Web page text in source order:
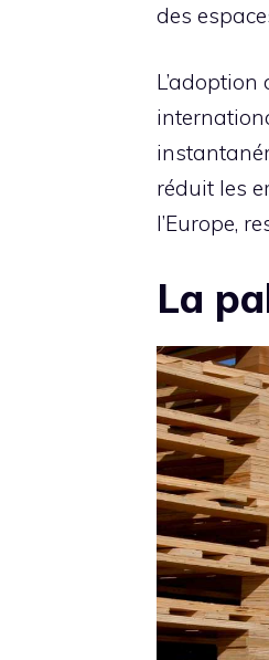
des
L’adoption
réduit les
l’Europe,
La